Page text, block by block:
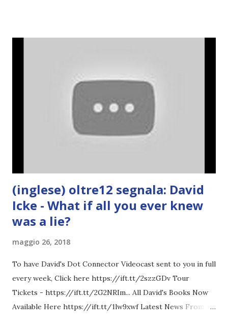
(inglese) oltre12 segnala: David
Icke - What if all you ever knew
was a lie?
maggio 26, 2018
To have David's Dot Connector Videocast sent to you in full
every week, Click here https://ift.tt/2szzGDv Tour
Tickets - https://ift.tt/2G2NRIm... All David's Books Now
Available Here https://ift.tt/1lw9xwf Latest News From